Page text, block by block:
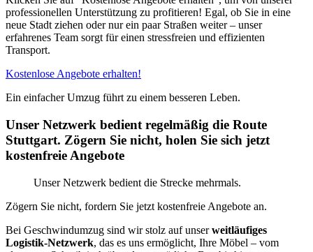
professionellen Unterstützung zu profitieren! Egal, ob Sie in eine
neue Stadt ziehen oder nur ein paar Straßen weiter – unser
erfahrenes Team sorgt für einen stressfreien und effizienten
Transport.
Kostenlose Angebote erhalten!
Ein einfacher Umzug führt zu einem besseren Leben.
Unser Netzwerk bedient regelmäßig die Route
Stuttgart. Zögern Sie nicht, holen Sie sich jetzt
kostenfreie Angebote
Unser Netzwerk bedient die Strecke mehrmals.
Zögern Sie nicht, fordern Sie jetzt kostenfreie Angebote an.
Bei Geschwindumzug sind wir stolz auf unserweitläufiges
Logistik-Netzwerk, das es uns ermöglicht, Ihre Möbel – vom